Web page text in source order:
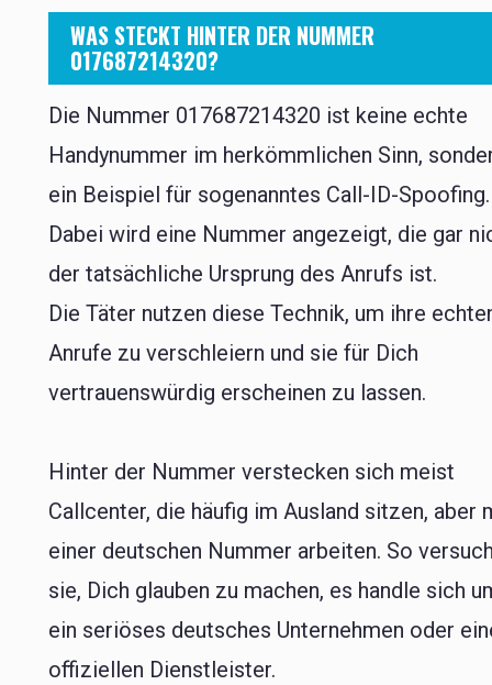
WAS STECKT HINTER DER NUMMER
017687214320?
Die Nummer 017687214320 ist keine echte
Handynummer im herkömmlichen Sinn,
ein Beispiel für sogenanntes Call-ID-Spoofing.
Dabei wird eine Nummer angezeigt, die gar
der tatsächliche Ursprung des Anrufs ist.
Die Täter nutzen diese Technik, um ihre
Anrufe zu verschleiern und sie für Dich
vertrauenswürdig erscheinen zu lassen.
Hinter der Nummer verstecken sich meist
Callcenter, die häufig im Ausland sitzen, aber
einer deutschen Nummer arbeiten. So
sie, Dich glauben zu machen, es handle sich
ein seriöses deutsches Unternehmen oder
offiziellen Dienstleister.